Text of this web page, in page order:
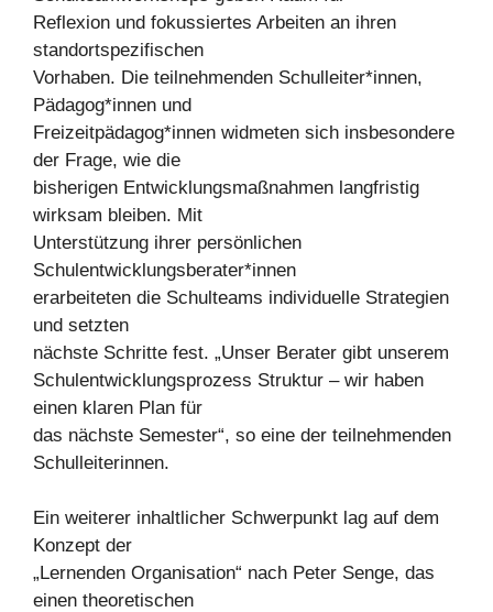
Reflexion und fokussiertes Arbeiten an ihren
standortspezifischen
Vorhaben. Die teilnehmenden Schulleiter*innen,
Pädagog*innen und
Freizeitpädagog*innen widmeten sich insbesondere
der Frage, wie die
bisherigen Entwicklungsmaßnahmen langfristig
wirksam bleiben. Mit
Unterstützung ihrer persönlichen
Schulentwicklungsberater*innen
erarbeiteten die Schulteams individuelle Strategien
und setzten
nächste Schritte fest. „Unser Berater gibt unserem
Schulentwicklungsprozess Struktur – wir haben
einen klaren Plan für
das nächste Semester“, so eine der teilnehmenden
Schulleiterinnen.
Ein weiterer inhaltlicher Schwerpunkt lag auf dem
Konzept der
„Lernenden Organisation“ nach Peter Senge, das
einen theoretischen